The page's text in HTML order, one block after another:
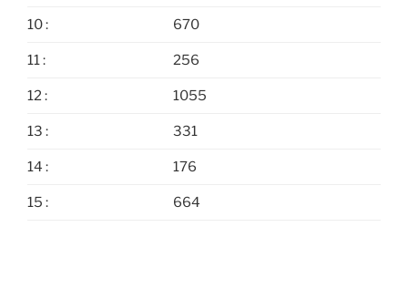
10 : 670
11 : 256
12 : 1055
13 : 331
14 : 176
15 : 664